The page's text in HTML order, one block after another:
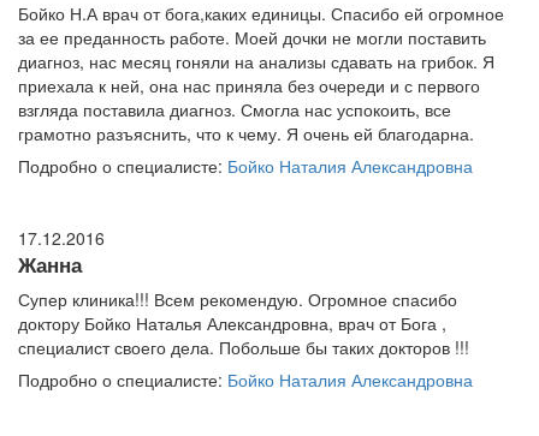
Бойко Н.А врач от бога,каких единицы. Спасибо ей огромное
за ее преданность работе. Моей дочки не могли поставить
диагноз, нас месяц гоняли на анализы сдавать на грибок. Я
приехала к ней, она нас приняла без очереди и с первого
взгляда поставила диагноз. Смогла нас успокоить, все
грамотно разъяснить, что к чему. Я очень ей благодарна.
Подробно о специалисте: Бойко Наталия Александровна
17.12.2016
Жанна
Супер клиника!!! Всем рекомендую. Огромное спасибо
доктору Бойко Наталья Александровна, врач от Бога ,
специалист своего дела. Побольше бы таких докторов !!!
Подробно о специалисте: Бойко Наталия Александровна